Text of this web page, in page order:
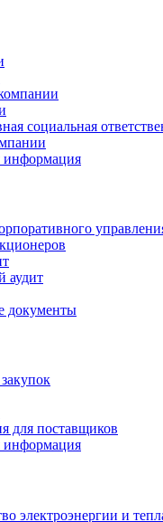
социальная
информация
аудит
документы
для поставщиков
информация
электроэнергии и